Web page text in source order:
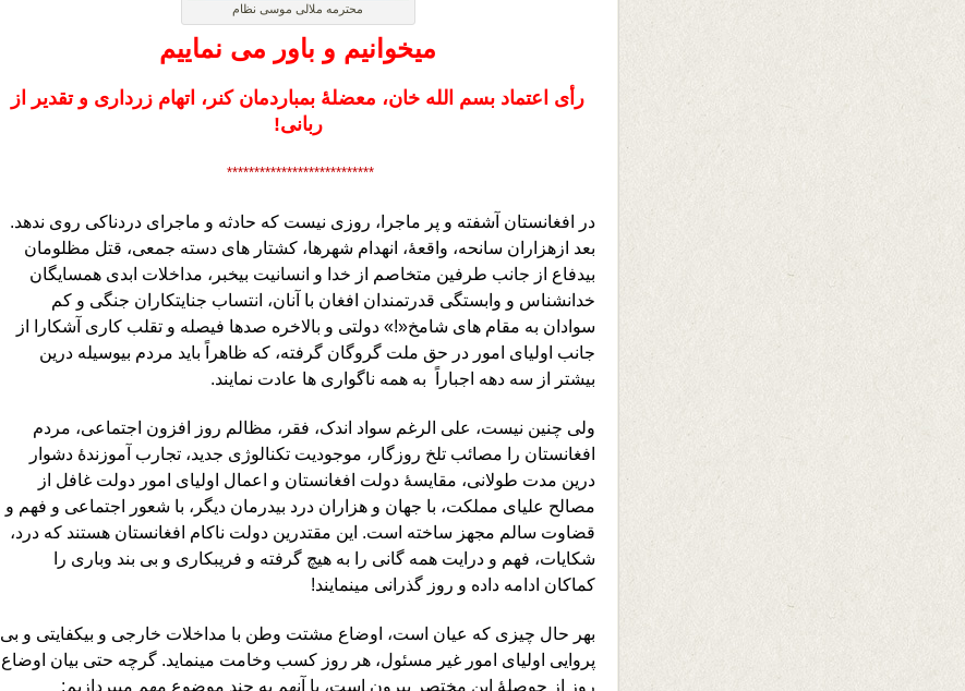
محترمه ملالی موسی نظام
میخوانیم و باور می نماییم
رأی اعتماد بسم الله خان، معضلۀ بمباردمان کنر، اتهام زرداری و تقدیر از
ربانی!
***************************
در افغانستان آشفته و پر ماجرا، روزی نیست که حادثه و ماجرای دردناکی روی ندهد.
بعد ازهزاران سانحه، واقعۀ، انهدام شهرها، کشتار های دسته جمعی، قتل مظلومان
بیدفاع از جانب طرفین متخاصم از خدا و انسانیت بیخبر، مداخلات ابدی همسایگان
خدانشناس و وابستگی قدرتمندان افغان با آنان، انتساب جنایتکاران جنگی و کم
سوادان به مقام های شامخ«!» دولتی و بالاخره صدها فیصله و تقلب کاری آشکارا از
جانب اولیای امور در حق ملت گروگان گرفته، که ظاهراً باید مردم بیوسیله درین
بیشتر از سه دهه اجباراً
به همه ناگواری ها عادت نمایند.
ولی چنین نیست، علی الرغم سواد اندک، فقر، مظالم روز افزون اجتماعی، مردم
افغانستان را مصائب تلخ روزگار، موجودیت تکنالوژی جدید، تجارب آموزندۀ دشوار
درین مدت طولانی، مقایسۀ دولت افغانستان و اعمال اولیای امور دولت غافل از
مصالح علیای مملکت، با جهان و هزاران درد بیدرمان دیگر، با شعور اجتماعی و فهم و
قضاوت سالم مجهز ساخته است. این مقتدرین دولت ناکام افغانستان هستند که درد،
شکایات، فهم و درایت همه گانی را به هیچ گرفته و فریبکاری و بی بند وباری را
کماکان ادامه داده و روز گذرانی مینمایند!
بهر حال چیزی که عیان است، اوضاع مشتت وطن با مداخلات خارجی و بیکفایتی و بی
پروایی اولیای امور غیر مسئول، هر روز کسب وخامت مینماید. گرچه حتی بیان اوضاع
روز از حوصلۀ این مختصر بیرون است، با آنهم به چند موضوع مهم میپردازیم: